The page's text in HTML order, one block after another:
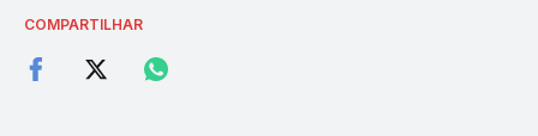
COMPARTILHAR